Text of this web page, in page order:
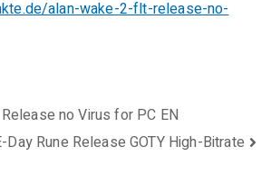
alan-wake-2-flt-release-no-
no Virus for PC EN
Day Rune Release GOTY High-Bitrate